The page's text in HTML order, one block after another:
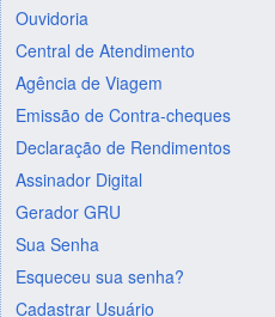
Ouvidoria
Central de Atendimento
Agência de Viagem
Emissão de Contra-cheques
Declaração de Rendimentos
Assinador Digital
Gerador GRU
Sua Senha
Esqueceu sua senha?
Cadastrar Usuário